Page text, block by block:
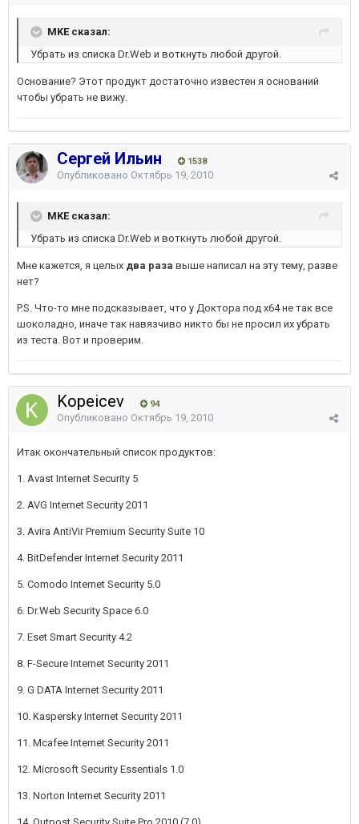
MKE сказал:
Убрать из списка Dr.Web и воткнуть любой другой.
Основание? Этот продукт достаточно известен я оснований
чтобы убрать не вижу.
Сергей Ильин 1538
Опубликовано Октябрь 19, 2010
MKE сказал:
Убрать из списка Dr.Web и воткнуть любой другой.
Мне кажется, я целых два раза выше написал на эту тему, разве
нет?
P.S. Что-то мне подсказывает, что у Доктора под x64 не так все
шоколадно, иначе так навязчиво никто бы не просил их убрать
из теста. Вот и проверим.
Kopeicev 94
Опубликовано Октябрь 19, 2010
Итак окончательный список продуктов:
1. Avast Internet Security 5
2. AVG Internet Security 2011
3. Avira AntiVir Premium Security Suite 10
4. BitDefender Internet Security 2011
5. Comodo Internet Security 5.0
6. Dr.Web Security Space 6.0
7. Eset Smart Security 4.2
8. F-Secure Internet Security 2011
9. G DATA Internet Security 2011
10. Kaspersky Internet Security 2011
11. Mcafee Internet Security 2011
12. Microsoft Security Essentials 1.0
13. Norton Internet Security 2011